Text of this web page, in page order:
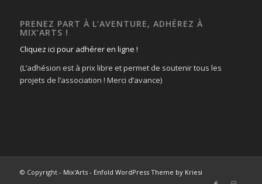
PRENEZ PART À L’AVENTURE, ADHÉREZ À
MIX’ARTS !
Cliquez ici pour adhérer en ligne !
(L’adhésion est à prix libre et permet de soutenir tous les
projets de l’association ! Merci d’avance)
© Copyright - Mix'Arts- Enfold WordPress Theme by Kriesi